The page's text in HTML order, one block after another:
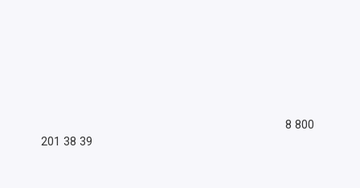
8 800
201 38 39